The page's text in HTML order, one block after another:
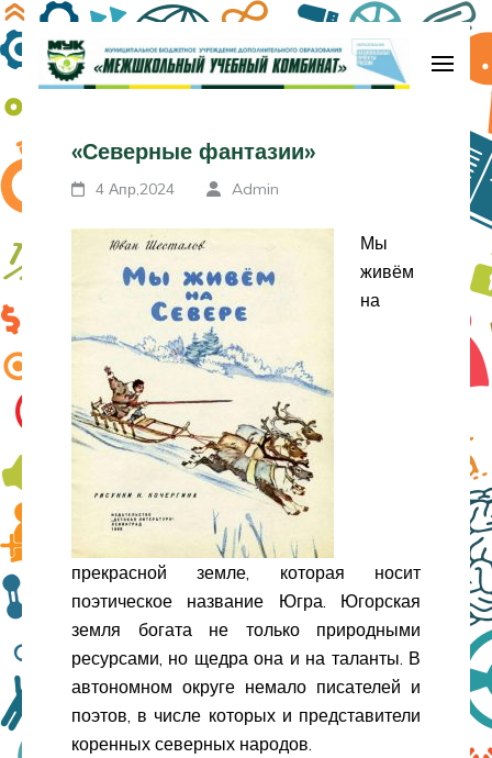
Перейти
к
содержимому
Enter)комбинат»
«Северные фантазии»
4 Апр,2024 Admin
Мы
живём
на
прекрасной земле, которая носит
поэтическое название Югра. Югорская
земля богата не только природными
ресурсами, но щедра она и на таланты. В
автономном округе немало писателей и
поэтов, в числе которых и представители
коренных северных народов.